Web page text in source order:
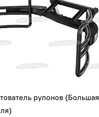
рулонов (Большая